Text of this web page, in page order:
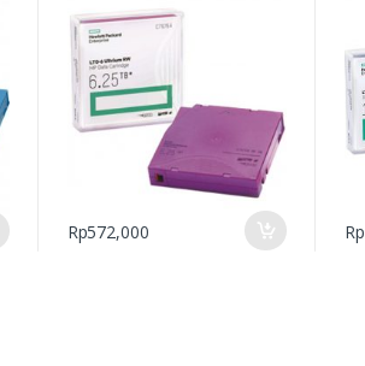
Rp572,000 Rp